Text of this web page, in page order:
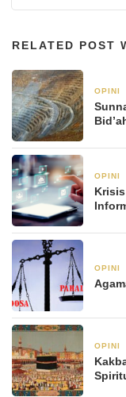
RELATED POST
OPINI
OPINI
OPINI
OPINI